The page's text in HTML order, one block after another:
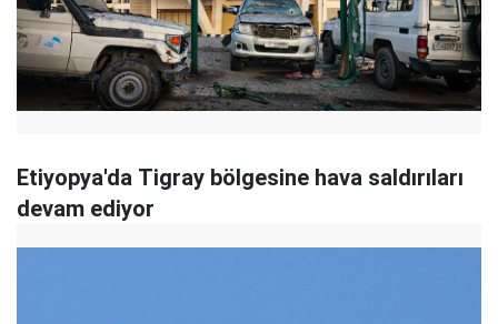
Etiyopya'da Tigray bölgesine hava saldırıları
devam ediyor